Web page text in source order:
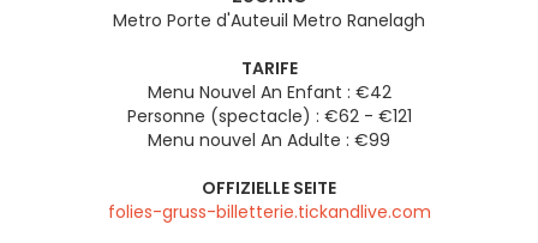
Metro Porte d'Auteuil Metro Ranelagh
TARIFE
Menu Nouvel An Enfant : €42
Personne (spectacle) : €62 - €121
Menu nouvel An Adulte : €99
OFFIZIELLE SEITE
folies-gruss-billetterie.tickandlive.com